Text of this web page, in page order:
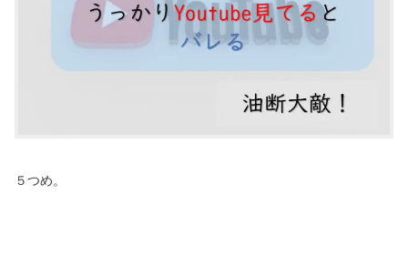
５つめ。